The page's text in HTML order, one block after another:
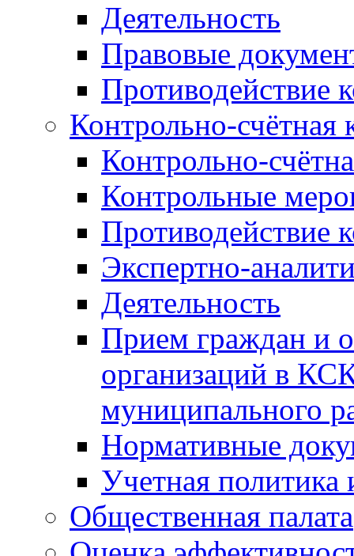
Деятельность
Правовые
Противодействие
Контрольно-счётная
Контрольно-
Контрольные
Противодействие
Экспертно-
Деятельность
Прием граждан и
организаций в
муниципального
Нормативные
Учетная политика
Общественная палата